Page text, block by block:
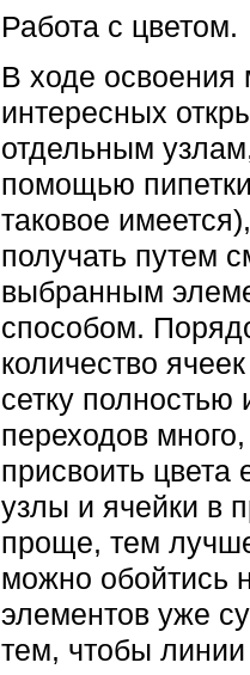
Работа с цветом.
В ходе освоения
интересных
отдельным
помощью
таковое
получать путем
выбранным
способом.
количество
сетку
переходов
присвоить
узлы и ячейки в
проще, тем
можно обойтись
элементов уже
тем, чтобы